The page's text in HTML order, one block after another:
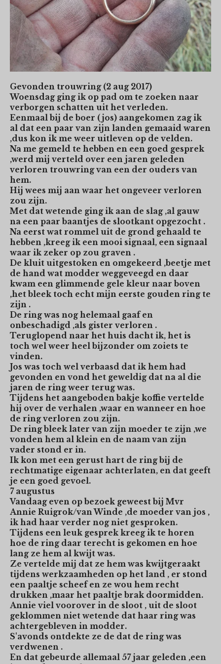
Gevonden trouwring (2 aug 2017)
Woensdag ging ik op pad om te zoeken naar
verborgen schatten uit het verleden.
Eenmaal bij de boer (jos) aangekomen zag ik
al dat een paar van zijn landen gemaaid waren
,dus kon ik me weer uitleven op de velden.
Na me gemeld te hebben en een goed gesprek
,werd mij verteld over een jaren geleden
verloren trouwring van een der ouders van
hem.
Hij wees mij aan waar het ongeveer verloren
zou zijn.
Met dat wetende ging ik aan de slag ,al gauw
na een paar baantjes de slootkant opgezocht .
Na eerst wat rommel uit de grond gehaald te
hebben ,kreeg ik een mooi signaal, een signaal
waar ik zeker op zou graven .
De kluit uitgestoken en omgekeerd ,beetje met
de hand wat modder weggeveegd en daar
kwam een glimmende gele kleur naar boven
,het bleek toch echt mijn eerste gouden ring te
zijn .
De ring was nog helemaal gaaf en
onbeschadigd ,als gister verloren .
Teruglopend naar het huis dacht ik, het is
toch wel weer heel bijzonder om zoiets te
vinden.
Jos was toch wel verbaasd dat ik hem had
gevonden en vond het geweldig dat na al die
jaren de ring weer terug was.
Tijdens het aangeboden bakje koffie vertelde
hij over de verhalen ,waar en wanneer en hoe
de ring verloren zou zijn.
De ring bleek later van zijn moeder te zijn ,we
vonden hem al klein en de naam van zijn
vader stond er in.
Ik kon met een gerust hart de ring bij de
rechtmatige eigenaar achterlaten, en dat geeft
je een goed gevoel.
7 augustus
Vandaag even op bezoek geweest bij Mvr
Annie Ruigrok/van Winde ,de moeder van jos ,
ik had haar verder nog niet gesproken.
Tijdens een leuk gesprek kreeg ik te horen
hoe de ring daar terecht is gekomen en hoe
lang ze hem al kwijt was.
Ze vertelde mij dat ze hem was kwijtgeraakt
tijdens werkzaamheden op het land , er stond
een paaltje scheef en ze wou hem recht
drukken ,maar het paaltje brak doormidden.
Annie viel voorover in de sloot , uit de sloot
geklommen niet wetende dat haar ring was
achtergebleven in modder.
S'avonds ontdekte ze de dat de ring was
verdwenen .
En dat gebeurde allemaal 57 jaar geleden ,een